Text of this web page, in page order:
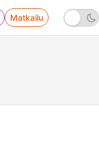
Matkailu